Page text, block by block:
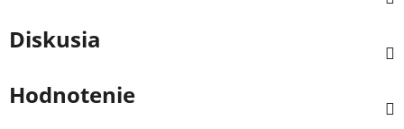
Diskusia
Hodnotenie